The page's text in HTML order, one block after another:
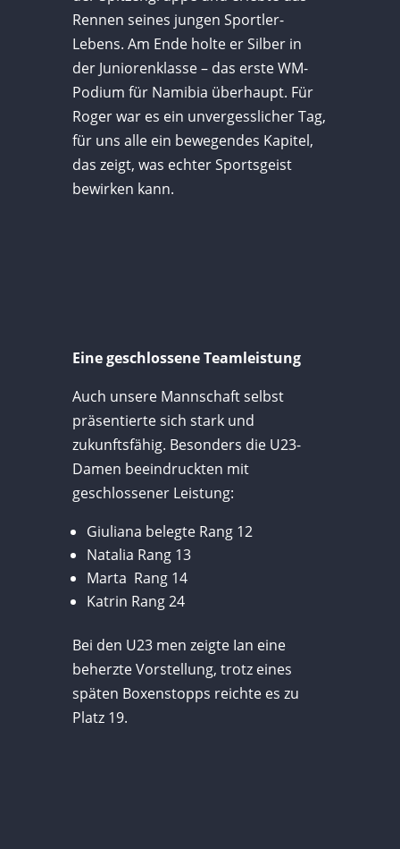
Rennen seines jungen Sportler-
Lebens. Am Ende holte er Silber in
der Juniorenklasse – das erste WM-
Podium für Namibia überhaupt. Für
Roger war es ein unvergesslicher Tag,
für uns alle ein bewegendes Kapitel,
das zeigt, was echter Sportsgeist
bewirken kann.
Eine geschlossene Teamleistung
Auch unsere Mannschaft selbst
präsentierte sich stark und
zukunftsfähig. Besonders die U23-
Damen beeindruckten mit
geschlossener Leistung:
Giuliana belegte Rang 12
Natalia Rang 13
Marta Rang 14
Katrin Rang 24
Bei den U23 men zeigte Ian eine
beherzte Vorstellung, trotz eines
späten Boxenstopps reichte es zu
Platz 19.